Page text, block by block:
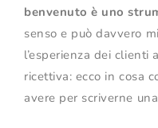
benvenuto è uno
senso e può davvero
l’esperienza dei
ricettiva: ecco in cosa
avere per scriverne